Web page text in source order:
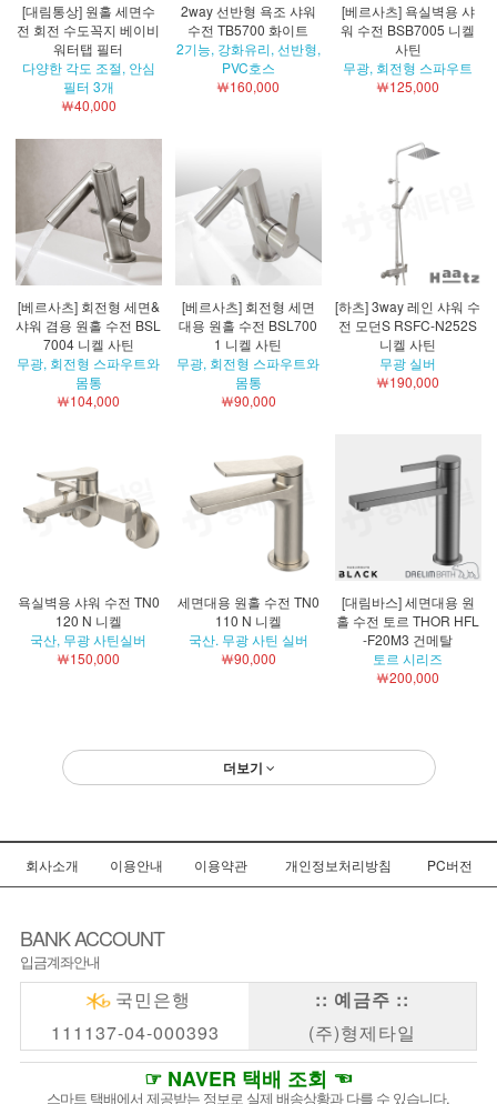
[대림통상] 원홀 세면수
전 회전 수도꼭지 베이비
워터탭 필터
다양한 각도 조절, 안심
필터 3개
￦40,000
2way 선반형 욕조 샤워
수전 TB5700 화이트
2기능, 강화유리, 선반형,
PVC호스
￦160,000
[베르사츠] 욕실벽용 샤
워 수전 BSB7005 니켈
사틴
무광, 회전형 스파우트
￦125,000
[베르사츠] 회전형 세면&
샤워 겸용 원홀 수전 BSL
7004 니켈 사틴
무광, 회전형 스파우트와
몸통
￦104,000
[베르사츠] 회전형 세면
대용 원홀 수전 BSL700
1 니켈 사틴
무광, 회전형 스파우트와
몸통
￦90,000
[하츠] 3way 레인 샤워 수
전 모던S RSFC-N252S
니켈 사틴
무광 실버
￦190,000
욕실벽용 샤워 수전 TN0
120 N 니켈
국산, 무광 사틴실버
￦150,000
세면대용 원홀 수전 TN0
110 N 니켈
국산. 무광 사틴 실버
￦90,000
[대림바스] 세면대용 원
홀 수전 토르 THOR HFL
-F20M3 건메탈
토르 시리즈
￦200,000
더보기
회사소개 이용안내 이용약관 개인정보처리방침 PC버전
BANK ACCOUNT
입금계좌안내
국민은행
111137-04-000393
:: 예금주 ::
(주)형제타일
☞ NAVER 택배 조회 ☜
스마트 택배에서 제공받는 정보로 실제 배송상황과 다를 수 있습니다.